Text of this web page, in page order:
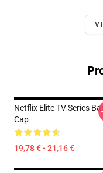
Netflix Elite TV Series
Cap
19,78 € - 21,16 €